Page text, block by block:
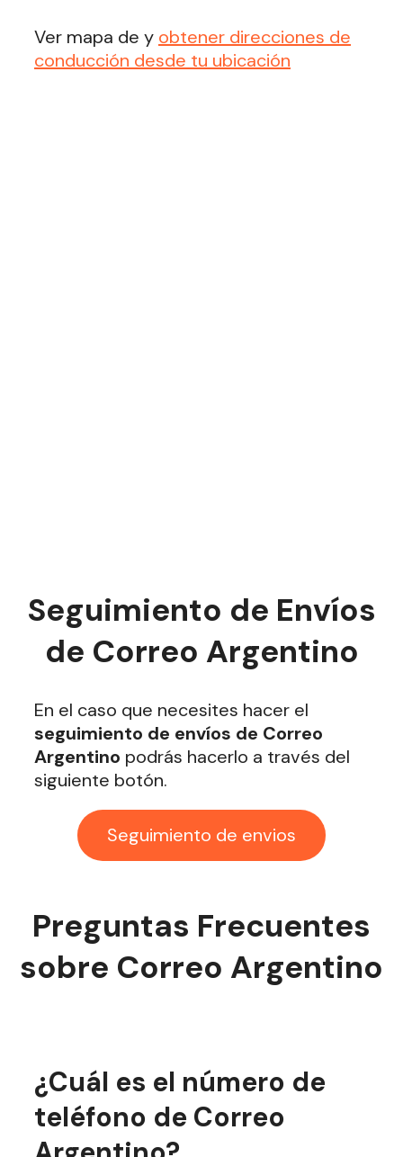
Ver mapa de y obtener direcciones de
conducción desde tu ubicación
Seguimiento de Envíos
de Correo Argentino
En el caso que necesites hacer el
seguimiento de envíos de Correo
Argentino podrás hacerlo a través del
siguiente botón.
Seguimiento de envios
Preguntas Frecuentes
sobre Correo Argentino
¿Cuál es el número de
teléfono de Correo